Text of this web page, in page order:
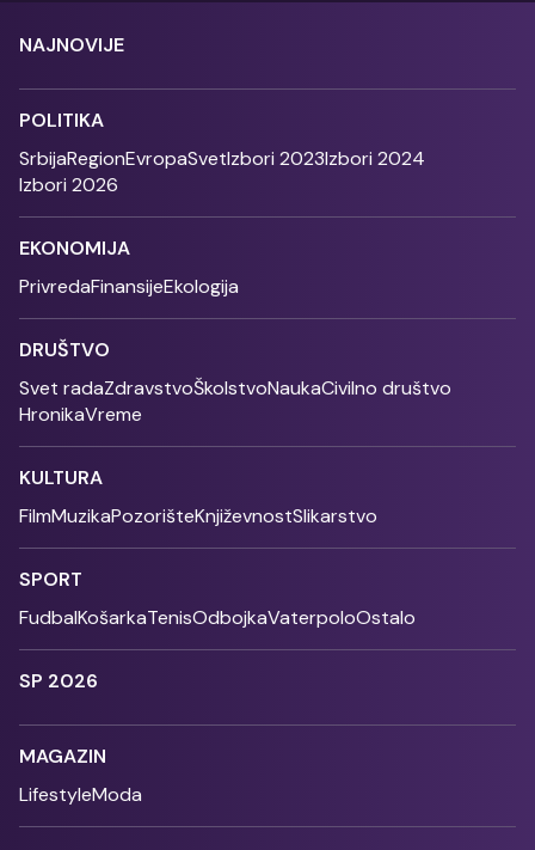
NAJNOVIJE
POLITIKA
SrbijaRegionEvropaSvetIzbori 2023Izbori 2024
Izbori 2026
EKONOMIJA
PrivredaFinansijeEkologija
DRUŠTVO
Svet radaZdravstvoŠkolstvoNaukaCivilno društvo
HronikaVreme
KULTURA
FilmMuzikaPozorišteKnjiževnostSlikarstvo
SPORT
FudbalKošarkaTenisOdbojkaVaterpoloOstalo
SP 2026
MAGAZIN
LifestyleModa